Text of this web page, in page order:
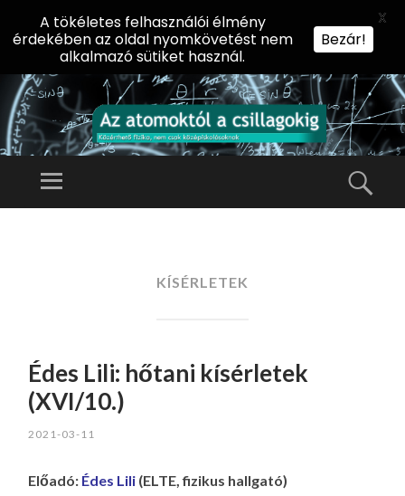
AZ
KT
CS
O
Előadássorozat
Természettudományi
Menü
KÍSÉRLETEK
Édes Lili: hőtani kísérletek
(XVI/10.)
2021-03-11
Előadó: Édes Lili (ELTE, fizikus hallgató)
A tökéletes felhasználói élmény
érdekében az oldal nyomkövetést nem
alkalmazó sütiket használ.
Bezár!
X